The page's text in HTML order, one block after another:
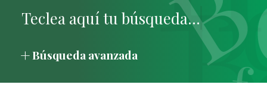
Búsqueda avanzada